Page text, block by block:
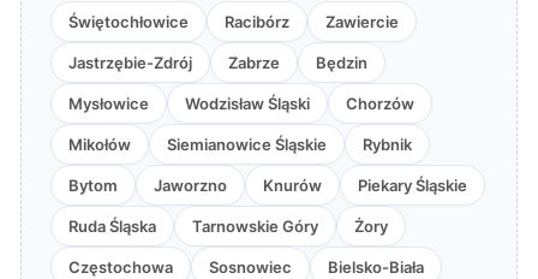
Świętochłowice Racibórz Zawiercie
Jastrzębie-Zdrój Zabrze Będzin
Mysłowice Wodzisław Śląski Chorzów
Mikołów Siemianowice Śląskie Rybnik
Bytom Jaworzno Knurów Piekary Śląskie
Ruda Śląska Tarnowskie Góry Żory
Częstochowa Sosnowiec Bielsko-Biała